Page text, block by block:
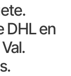
DHL en